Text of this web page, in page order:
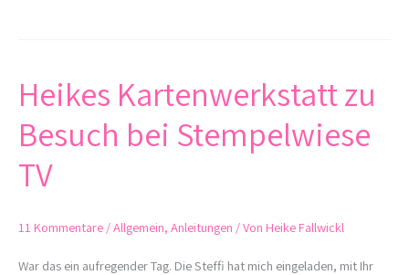
Heikes Kartenwerkstatt zu
Besuch bei Stempelwiese
TV
11 Kommentare /Allgemein, Anleitungen / Von Heike Fallwickl
War das ein aufregender Tag. Die Steffi hat mich eingeladen, mit Ihr
Heikes
Kartenwerkstatt
zu
bei
TV